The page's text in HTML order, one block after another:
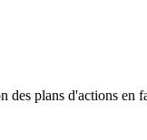
plans d'actions en